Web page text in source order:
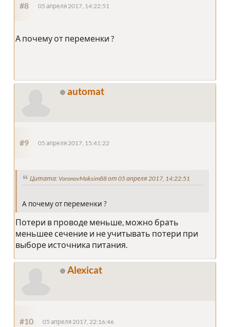
#8 05 апреля 2017, 14:22:51
А почему от переменки ?
automat
#9 05 апреля 2017, 15:41:22
Цитата: VoronovMaksim88 от 05 апреля 2017, 14:22:51
А почему от переменки ?
Потери в проводе меньше, можно брать
меньшее сечение и не учитывать потери при
выборе источника питания.
Alexicat
#10 05 апреля 2017, 22:16:46